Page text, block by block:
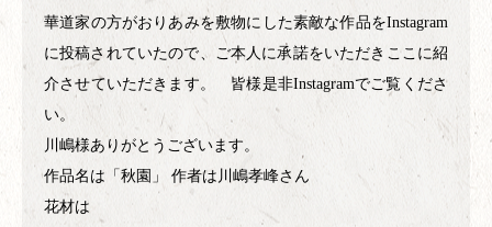
華道家の方がおりあみを敷物にした素敵な作品をInstagram
に投稿されていたので、ご本人に承諾をいただきここに紹
介させていただきます。 皆様是非Instagramでご覧くださ
い。
川嶋様ありがとうございます。
作品名は「秋園」 作者は川嶋孝峰さん
花材は
SHOPPING